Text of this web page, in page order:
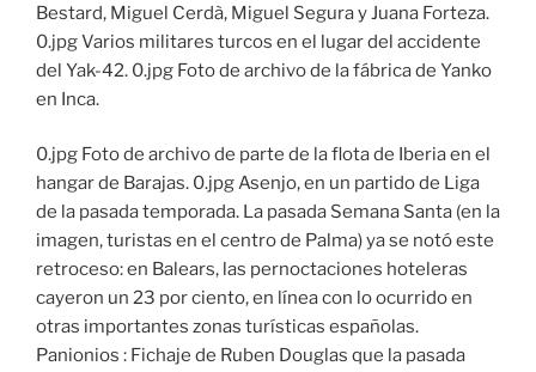
Bestard, Miguel Cerdà, Miguel Segura y Juana Forteza.
0.jpg Varios militares turcos en el lugar del accidente
del Yak-42. 0.jpg Foto de archivo de la fábrica de Yanko
en Inca.
0.jpg Foto de archivo de parte de la flota de Iberia en el
hangar de Barajas. 0.jpg Asenjo, en un partido de Liga
de la pasada temporada. La pasada Semana Santa (en la
imagen, turistas en el centro de Palma) ya se notó este
retroceso: en Balears, las pernoctaciones hoteleras
cayeron un 23 por ciento, en línea con lo ocurrido en
otras importantes zonas turísticas españolas.
Panionios : Fichaje de Ruben Douglas que la pasada